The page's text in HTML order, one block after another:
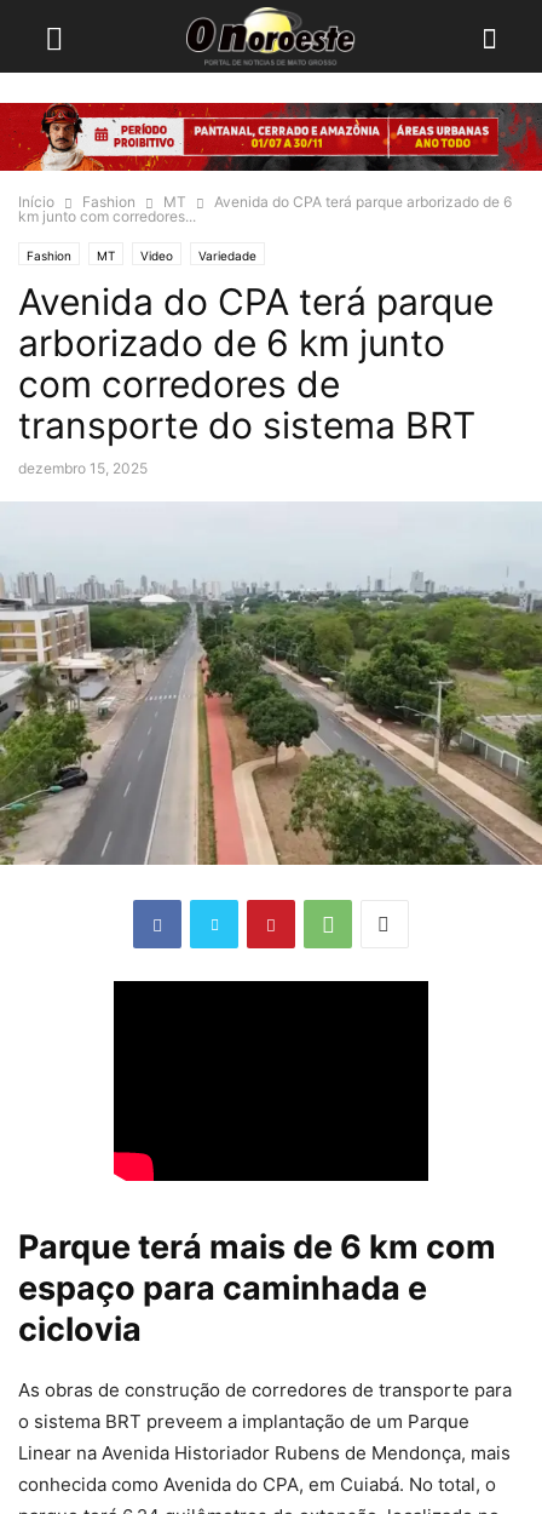
Início Fashion MT
Avenida do CPA terá parque arborizado de 6
km junto com corredores...
Fashion MT Video Variedade
Avenida do CPA terá parque
arborizado de 6 km junto
com corredores de
transporte do sistema BRT
dezembro 15, 2025
Parque terá mais de 6 km com
espaço para caminhada e
ciclovia
As obras de construção de corredores de transporte para
o sistema BRT preveem a implantação de um Parque
Linear na Avenida Historiador Rubens de Mendonça, mais
conhecida como Avenida do CPA, em Cuiabá. No total, o